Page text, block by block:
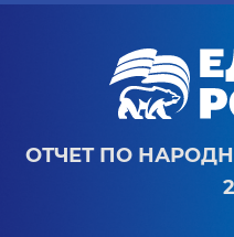
ОТЧЕТ ПО